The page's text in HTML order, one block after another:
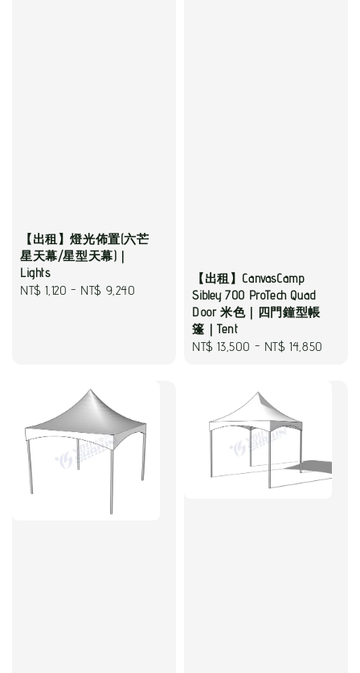
【出租】燈光佈置(六芒
星天幕/星型天幕)｜
Lights
Regular
NT$ 1,120 - NT$ 9,240
【出租】CanvasCamp
Sibley 700 ProTech Quad
Door 米色｜四門鐘型帳
篷｜Tent
Regular
NT$ 13,500 - NT$ 14,850